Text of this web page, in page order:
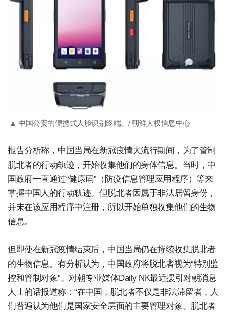
▲ 中国公安的便携式人脸识别终端。/ 朝鲜人权信息中心
报告分析称，中国当局在新冠疫情大流行期间，为了管制
脱北者的行动轨迹，开始收集他们的身体信息。当时，中
国政府一直通过“健康码”（防疫信息管理应用程序）等来
掌握中国人的行动轨迹。但脱北者因属于非法居留身份，
并未在该应用程序中注册，所以开始单独收集他们的生物
信息。
但即使在新冠疫情结束后，中国当局仍在持续收集脱北者
的生物信息。有分析认为，中国政府将脱北者视为“特别监
控和管制对象”。对朝专业媒体Daily NK最近援引对朝消息
人士的话报道称：“在中国，脱北者不仅是非法滞留者，人
们普遍认为他们是国家安全层面的主要管理对象。脱北者